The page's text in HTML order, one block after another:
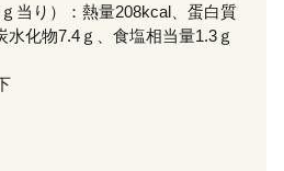
当り）：熱量208kcal、蛋白質
水化物7.4ｇ、食塩相当量1.3ｇ